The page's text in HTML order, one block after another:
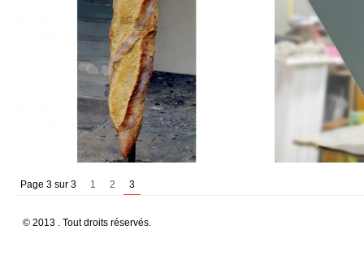
Page 3 sur 3 1 2 3
© 2013 . Tout droits réservés.